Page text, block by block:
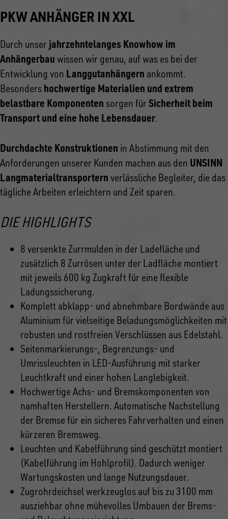
PKW ANHÄNGER IN XXL
Durch unser jahrzehntelanges Knowhow im
Anhängerbau wissen wir genau, auf was es bei der
Entwicklung von Langgutanhängern ankommt.
Besonders hochwertige Materialien und extrem
belastbare Komponenten sorgen für Sicherheit beim
Transport und eine hohe Lebensdauer.
Durchdachte Konstruktionen in Abstimmung mit den
Anforderungen unserer Kunden machen aus den UNSINN
Langmaterialtransportern verlässliche Begleiter, die das
tägliche Arbeiten erleichtern und Zeit sparen.
DIE HIGHLIGHTS
8 versenkte Zurrmulden in der Ladefläche und
zusätzlich 8 Zurrösen unter der Ladfläche montiert
mit jeweils 600 kg Zugkraft für eine flexible
Ladungssicherung.
Komplett abklapp- und abnehmbare Bordwände aus
Aluminium für vielseitige Beladungsmöglichkeiten mit
robusten und rostfreien Verschlüssen aus Edelstahl.
Seitenmarkierungs-, Begrenzungs- und
Umrissleuchten in LED-Ausführung mit starker
Leuchtkraft und einer hohen Langlebigkeit.
Hochwertige Achs- und Bremskomponenten von
namhaften Herstellern. Automatische Nachstellung
der Bremse für ein sicheres Fahrverhalten und einen
kürzeren Bremsweg.
Leuchten und Kabelführung sind geschützt montiert
(Kabelführung im Hohlprofil). Dadurch weniger
Wartungskosten und lange Nutzungsdauer.
Zugrohrdeichsel werkzeuglos auf bis zu 3100 mm
ausziehbar ohne mühevolles Umbauen der Brems-